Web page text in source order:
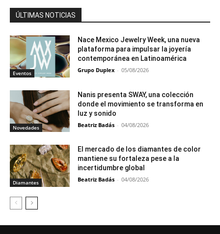
ÚLTIMAS NOTICIAS
Eventos
Nace Mexico Jewelry Week, una nueva
plataforma para impulsar la joyería
contemporánea en Latinoamérica
Grupo Duplex - 05/08/2026
Novedades
Nanis presenta SWAY, una colección
donde el movimiento se transforma en
luz y sonido
Beatriz Badás - 04/08/2026
Diamantes
El mercado de los diamantes de color
mantiene su fortaleza pese a la
incertidumbre global
Beatriz Badás - 04/08/2026